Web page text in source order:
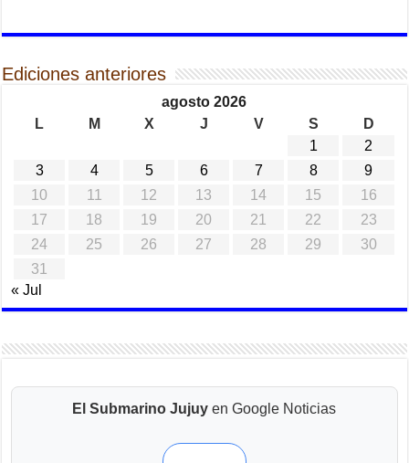
Ediciones anteriores
agosto 2026
L
M X J V S
D
1
2
3
4 5 6 7 8
9
10
11 12 13 14 15
16
17
18 19 20 21 22
23
24
25 26 27 28 29
30
31
« Jul
El Submarino Jujuy en Google Noticias